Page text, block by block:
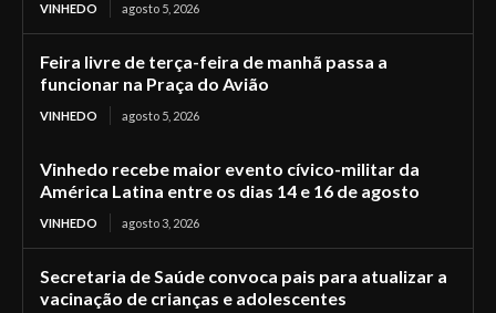
VINHEDO agosto 5, 2026
Feira livre de terça-feira de manhã passa a
funcionar na Praça do Avião
VINHEDO agosto 5, 2026
Vinhedo recebe maior evento cívico-militar da
América Latina entre os dias 14 e 16 de agosto
VINHEDO agosto 3, 2026
Secretaria de Saúde convoca pais para atualizar a
vacinação de crianças e adolescentes